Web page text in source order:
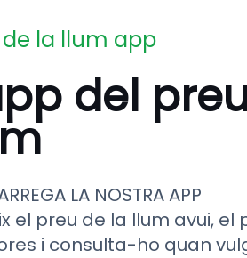
de la llum app
del
LA NOSTRA APP
el preu de la llum avui, el
i consulta-ho quan